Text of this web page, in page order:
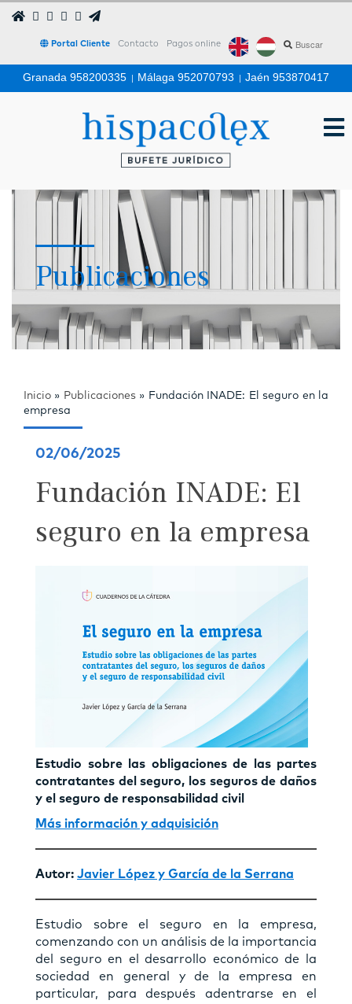
Portal Cliente Contacto Pagos online
Granada 958200335 | Málaga 952070793 | Jaén 953870417
Publicaciones
Inicio » Publicaciones» Fundación INADE: El seguro en la
empresa
02/06/2025
Fundación INADE: El
seguro en la empresa
Estudio sobre las obligaciones de las partes
contratantes del seguro, los seguros de daños
y el seguro de responsabilidad civil
Más información y adquisición
Autor: Javier López y García de la Serrana
Estudio sobre el seguro en la empresa,
comenzando con un análisis de la importancia
del seguro en el desarrollo económico de la
sociedad en general y de la empresa en
particular, para después adentrarse en el